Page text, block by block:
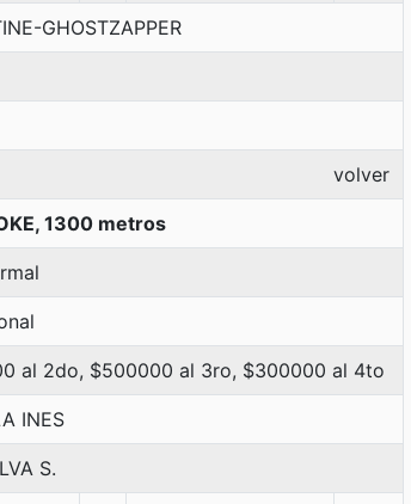
GHOSTZAPPER
volver
1300 metros
al 2do, $500000 al 3ro, $300000 al 4to
INES
S.